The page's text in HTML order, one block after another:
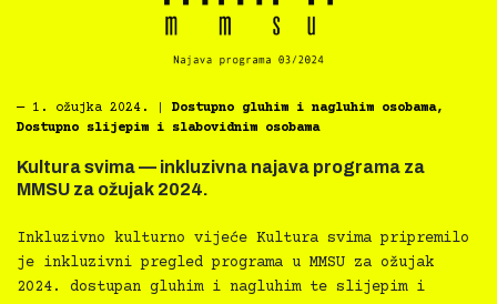
― 1. ožujka 2024. Dostupno gluhim i nagluhim osobama,
Dostupno slijepim i slabovidnim osobama
Kultura svima — inkluzivna najava programa za
MMSU za ožujak 2024.
Inkluzivno kulturno vijeće Kultura svima pripremilo
je inkluzivni pregled programa u MMSU za ožujak
2024. dostupan gluhim i nagluhim te slijepim i